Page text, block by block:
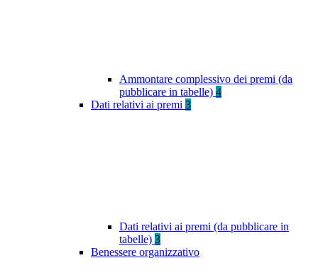
Ammontare complessivo dei premi (da
pubblicare in tabelle) 4
Dati relativi ai premi 3
Dati relativi ai premi (da pubblicare in
tabelle) 3
Benessere organizzativo